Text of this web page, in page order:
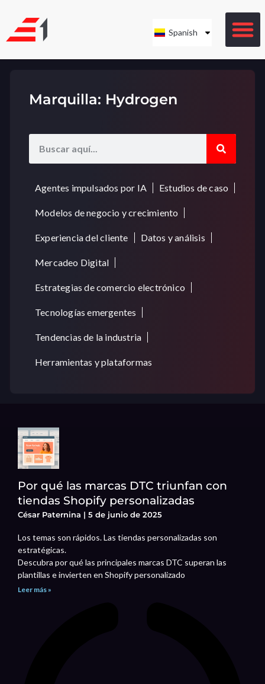
Spanish
Marquilla: Hydrogen
Agentes impulsados por IA Estudios de caso
Modelos de negocio y crecimiento
Experiencia del cliente Datos y análisis
Mercadeo Digital
Estrategias de comercio electrónico
Tecnologías emergentes
Tendencias de la industria
Herramientas y plataformas
Por qué las marcas DTC triunfan con
tiendas Shopify personalizadas
César Paternina 5 de junio de 2025
Los temas son rápidos. Las tiendas personalizadas son
estratégicas.
Descubra por qué las principales marcas DTC superan las
plantillas e invierten en Shopify personalizado
Leer más »